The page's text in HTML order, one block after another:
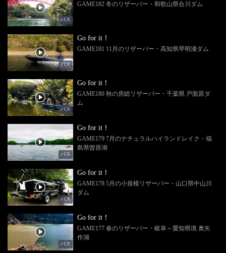
バス
GAME182 冬のリザーバー・和歌山県合川ダム
バス
Go for it！
GAME181 11月のリザーバー・高知県早明浦ダム
バス
Go for it！
GAME180 秋の房総リザーバー・千葉県 戸面原ダ
ム
バス
Go for it！
GAME179 7月のナチュラルハイランドレイク・福
島県曽原湖
バス
Go for it！
GAME178 5月の小規模リザーバー・山口県中山川
ダム
バス
Go for it！
GAME177 春のリザーバー・岐阜～愛知県境 奥矢
作湖